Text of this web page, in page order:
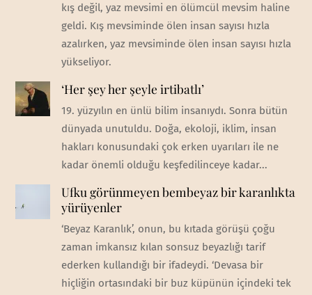
kış değil, yaz mevsimi en ölümcül mevsim haline
geldi. Kış mevsiminde ölen insan sayısı hızla
azalırken, yaz mevsiminde ölen insan sayısı hızla
yükseliyor.
‘Her şey her şeyle irtibatlı’
19. yüzyılın en ünlü bilim insanıydı. Sonra bütün
dünyada unutuldu. Doğa, ekoloji, iklim, insan
hakları konusundaki çok erken uyarıları ile ne
kadar önemli olduğu keşfedilinceye kadar...
Ufku görünmeyen bembeyaz bir karanlıkta
yürüyenler
‘Beyaz Karanlık’, onun, bu kıtada görüşü çoğu
zaman imkansız kılan sonsuz beyazlığı tarif
ederken kullandığı bir ifadeydi. ‘Devasa bir
hiçliğin ortasındaki bir buz küpünün içindeki tek